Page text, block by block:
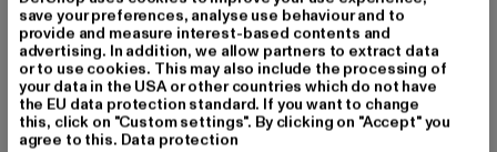
Art.Nr: 26011169-18294
Hersteller: Urban Styles Agency GmbH & Co. KG |
agentur@urbanstylesagency.com
Schanzenstraße 41 | 51063 Köln | DE
save your preferences, analyse use behaviour and to
provide and measure interest-based contents and
advertising. In addition, we allow partners to extract data
or to use cookies. This may also include the processing of
your data in the USA or other countries which do not have
the EU data protection standard. If you want to change
this, click on "Custom settings". By clicking on "Accept" you
agree to this. Data protection